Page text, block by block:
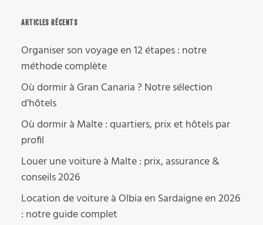
ARTICLES RÉCENTS
Organiser son voyage en 12 étapes : notre
méthode complète
Où dormir à Gran Canaria ? Notre sélection
d’hôtels
Où dormir à Malte : quartiers, prix et hôtels par
profil
Louer une voiture à Malte : prix, assurance &
conseils 2026
Location de voiture à Olbia en Sardaigne en 2026
: notre guide complet